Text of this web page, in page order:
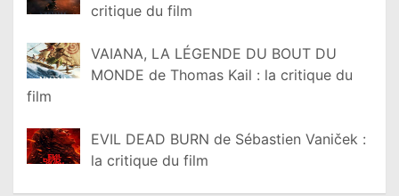
critique du film
VAIANA, LA LÉGENDE DU BOUT DU
MONDE de Thomas Kail : la critique du
film
EVIL DEAD BURN de Sébastien Vaniček :
la critique du film